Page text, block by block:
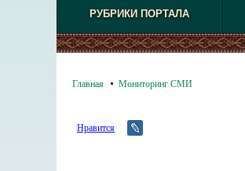
РУБРИКИ ПОРТАЛА
Главная Мониторинг СМИ
Нравится